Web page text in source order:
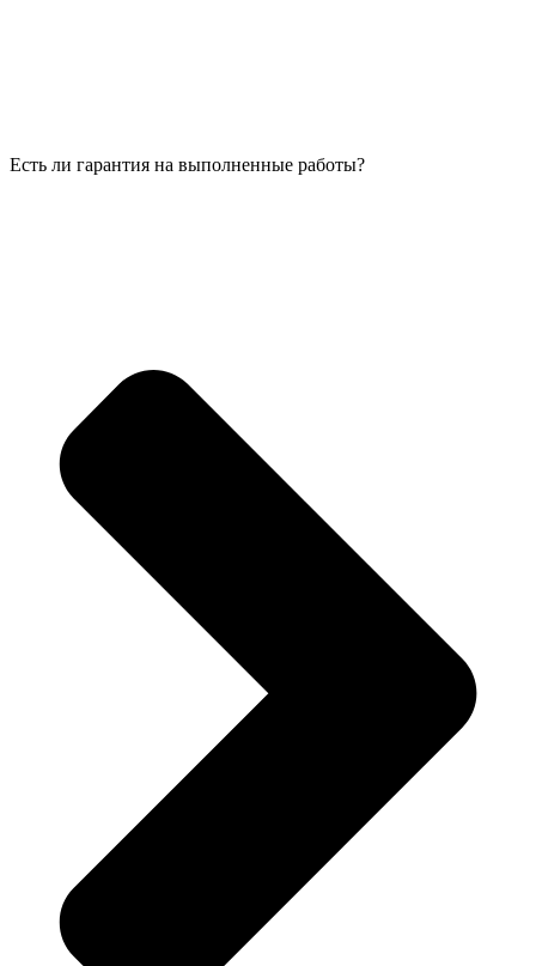
Есть ли гарантия на выполненные работы?